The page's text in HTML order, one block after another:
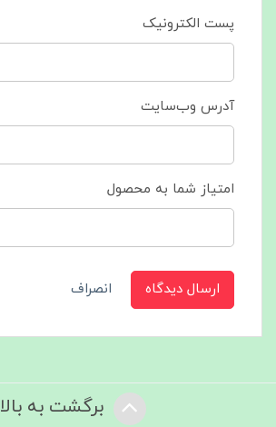
پست الکترونیک
آدرس وب‌سایت
امتیاز شما به محصول
ارسال دیدگاه انصراف
برگشت به بالا